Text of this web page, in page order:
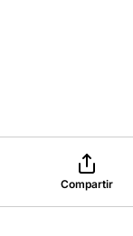
Compartir